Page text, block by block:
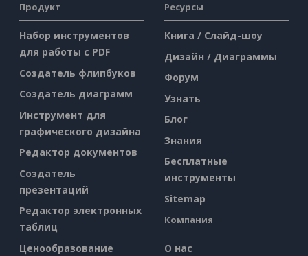
Продукт
Набор инструментов
для работы с PDF
Создатель флипбуков
Создатель диаграмм
Инструмент для
графического дизайна
Редактор документов
Создатель
презентаций
Редактор электронных
таблиц
Ценообразование
Ресурсы
Книга / Слайд-шоу
Дизайн / Диаграммы
Форум
Узнать
Блог
Знания
Бесплатные
инструменты
Sitemap
Компания
О нас